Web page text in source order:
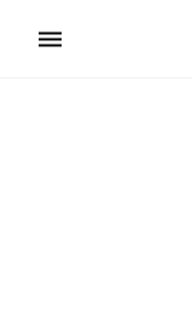
Toggle